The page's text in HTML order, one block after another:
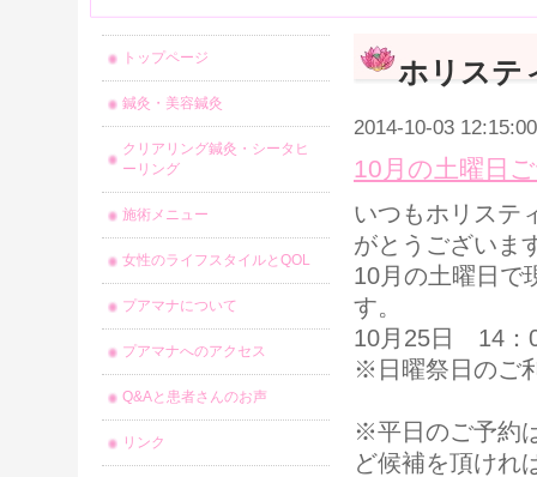
ホリステ
2014-10-03 12:15:00
10月の土曜日
いつもホリステ
がとうございま
10月の土曜日で
す。
10月25日 14：
※日曜祭日のご
※平日のご予約
ど候補を頂けれ
トップページ
鍼灸・美容鍼灸
クリアリング鍼灸・シータヒ
ーリング
施術メニュー
女性のライフスタイルとQOL
プアマナについて
プアマナへのアクセス
Q&Aと患者さんのお声
リンク